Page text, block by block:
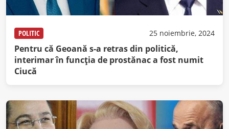
POLITIC 25 noiembrie, 2024
Pentru că Geoană s-a retras din politică,
interimar în funcția de prostănac a fost numit
Ciucă